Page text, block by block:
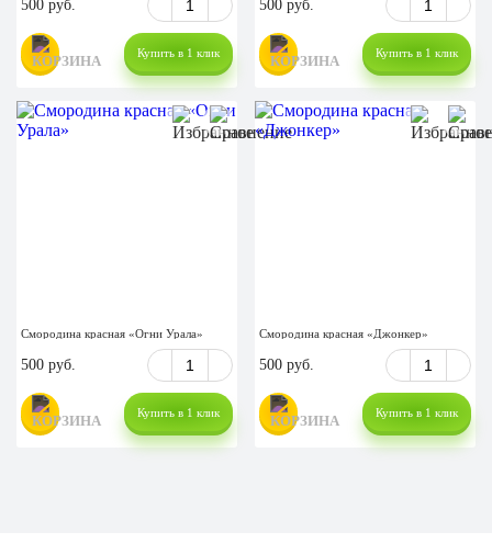
500 руб.
Купить в 1 клик
500 руб.
Купить в 1 клик
Смородина красная «Огни Урала»
500 руб.
Купить в 1 клик
Смородина красная «Джонкер»
500 руб.
Купить в 1 клик